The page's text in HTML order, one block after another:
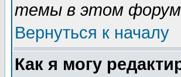
темы в этом
Вернуться к началу
Как я могу